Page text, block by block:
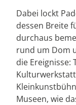
Dabei lockt
dessen Breite
durchaus
rund um Dom
die Ereignisse:
Museen, wie